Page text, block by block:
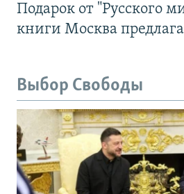
Подарок от "Русского
книги Москва
Выбор Свободы